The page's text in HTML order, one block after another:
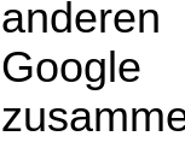
Google